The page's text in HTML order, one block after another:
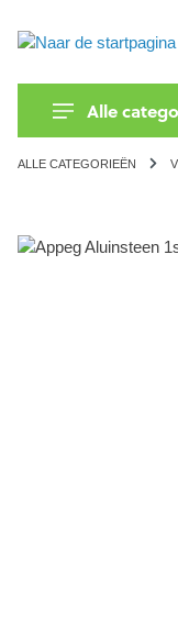
Alle
ALLE CATEGORIEËN